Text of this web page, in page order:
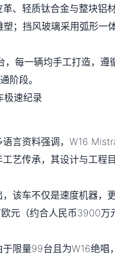
、轻质钛合金与整块铝
；挡风玻璃采用弧形一
，每一辆均手工打造，遵
阶段。
言资料强调，W16
艺传承，其设计与工程
该车不仅是速度机器，
元（约合人民币3900万
限量99台且为W16绝唱